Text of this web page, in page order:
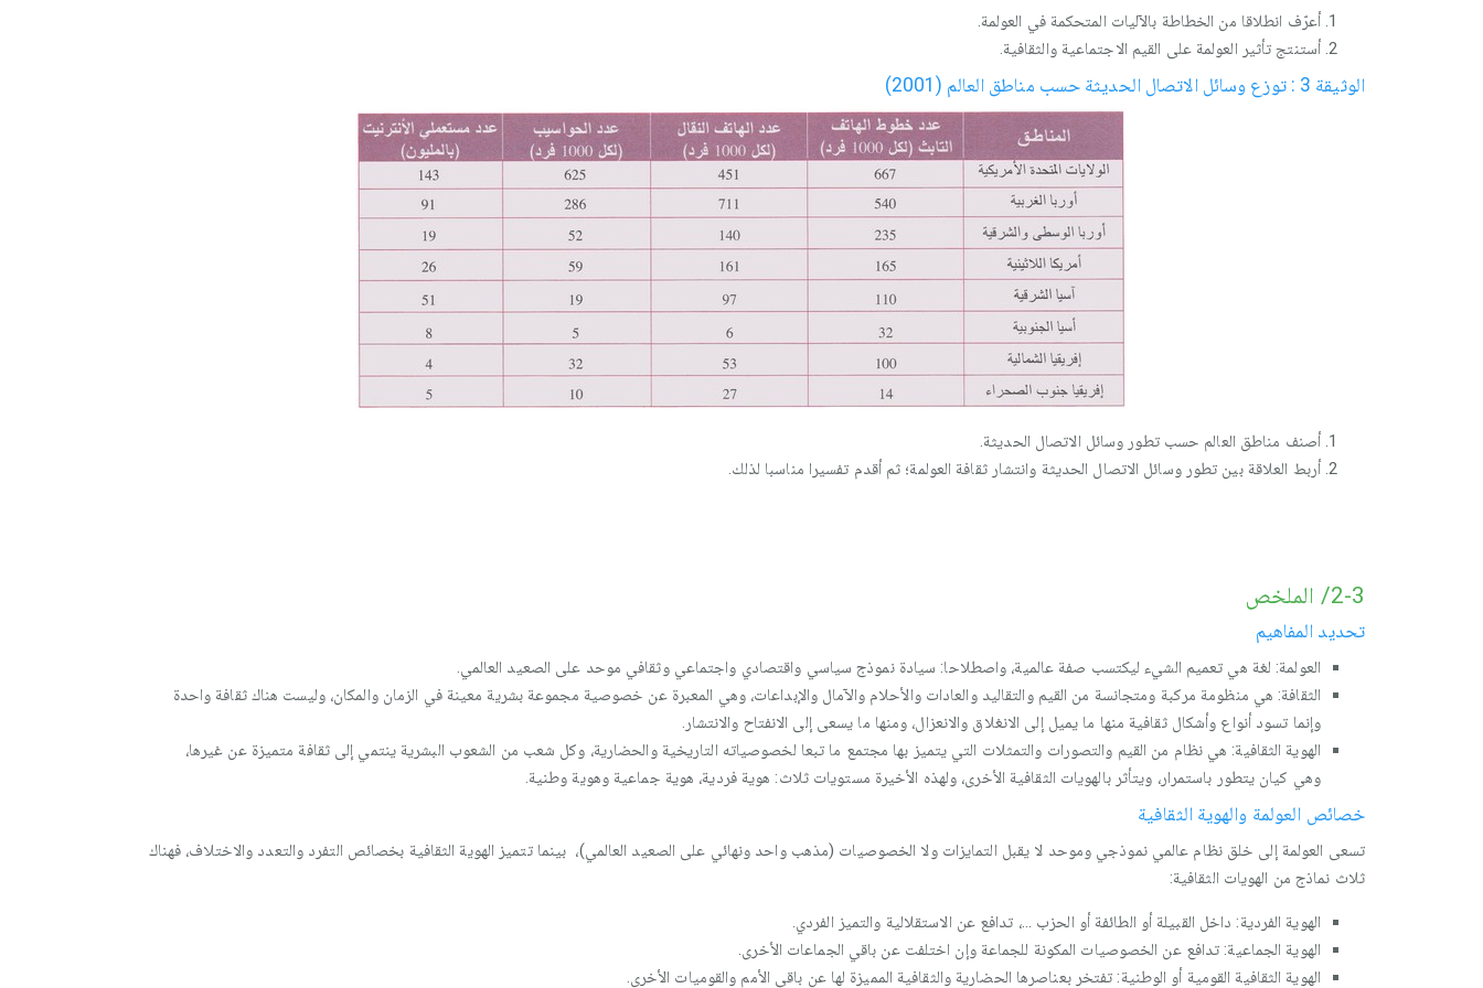
أعرّف انطلاقا من الخطاطة بالآليات المتحكمة في العولمة.
أستنتج تأثير العولمة على القيم الاجتماعية والثقافية.
الوثيقة 3 : توزع وسائل الاتصال الحديثة حسب مناطق العالم (2001)
أصنف مناطق العالم حسب تطور وسائل الاتصال الحديثة.
أربط العلاقة بين تطور وسائل الاتصال الحديثة وانتشار ثقافة العولمة؛ ثم أقدم تفسيرا مناسبا لذلك.
2-3/ الملخص
تحديد المفاهيم
العولمة: لغة هي تعميم الشيء ليكتسب صفة عالمية، واصطلاحا: سيادة نموذج سياسي واقتصادي واجتماعي وثقافي موحد على الصعيد العالمي.
الثقافة: هي منظومة مركبة ومتجانسة من القيم والتقاليد والعادات والأحلام والآمال والإبداعات، وهي المعبرة عن خصوصية مجموعة بشرية معينة في الزمان والمكان، وليست هناك ثقافة واحدة
وإنما تسود أنواع وأشكال ثقافية منها ما يميل إلى الانغلاق والانعزال، ومنها ما يسعى إلى الانفتاح والانتشار.
الهوية الثقافية: هي نظام من القيم والتصورات والتمثلات التي يتميز بها مجتمع ما تبعا لخصوصياته التاريخية والحضارية، وكل شعب من الشعوب البشرية ينتمي إلى ثقافة متميزة عن غيرها،
وهي كيان يتطور باستمرار، ويتأثر بالهويات الثقافية الأخرى، ولهذه الأخيرة مستويات ثلاث: هوية فردية، هوية جماعية وهوية وطنية.
خصائص العولمة والهوية الثقافية
تسعى العولمة إلى خلق نظام عالمي نموذجي وموحد لا يقبل التمايزات ولا الخصوصيات (مذهب واحد ونهائي على الصعيد العالمي)، بينما تتميز الهوية الثقافية بخصائص التفرد والتعدد والاختلاف، فهناك
ثلاث نماذج من الهويات الثقافية:
الهوية الفردية: داخل القبيلة أو الطائفة أو الحزب ...، تدافع عن الاستقلالية والتميز الفردي.
الهوية الجماعية: تدافع عن الخصوصيات المكونة للجماعة وإن اختلفت عن باقي الجماعات الأخرى.
الهوية الثقافية القومية أو الوطنية: تفتخر بعناصرها الحضارية والثقافية المميزة لها عن باقي الأمم والقوميات الأخرى.